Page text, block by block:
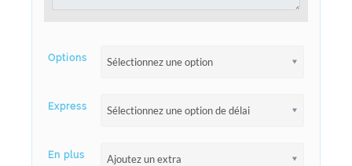
Options Sélectionnez une option
Express Sélectionnez une option de délai
En plus Ajoutez un extra